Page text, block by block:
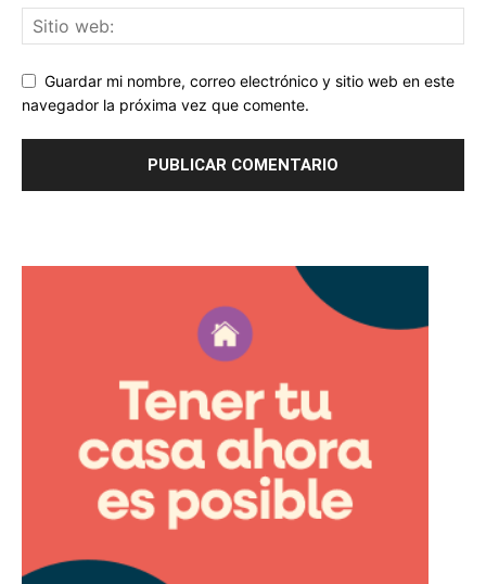
Guardar mi nombre, correo electrónico y sitio web en este
navegador la próxima vez que comente.